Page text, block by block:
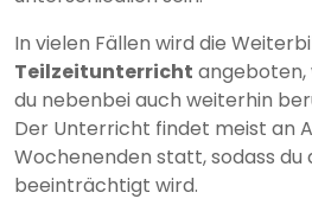
In vielen Fällen wird die
Teilzeitunterricht angeboten,
du nebenbei auch weiterhin
Der Unterricht findet meist an
Wochenenden statt, sodass
beeinträchtigt wird.